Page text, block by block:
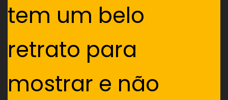
tem um belo
retrato para
mostrar e não